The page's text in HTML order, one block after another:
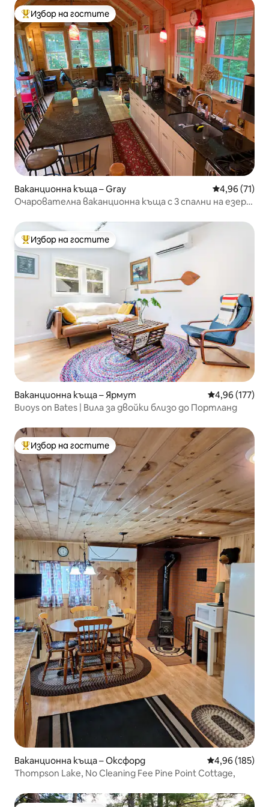
Най-популярен избор на гостите
Избор на гостите
Ваканционна къща – Gray Средна
4,96 (71)
Очарователна ваканционна къща с 3 спални на езеро
Най-популярен избор на гостите
Избор на гостите
Ваканционна къща – Ярмут Средна
4,96 (177)
Buoys on Bates | Вила за двойки близо до Портланд
Най-популярен избор на гостите
Избор на гостите
Ваканционна къща – Оксфорд Средна
4,96 (185)
Thompson Lake, No Cleaning Fee Pine Point Cottage,